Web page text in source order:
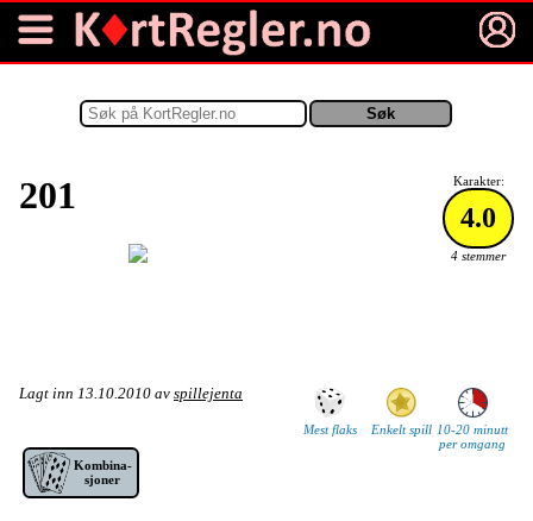
Deprecated: strlen(): Passing null to parameter #1 ($string) of type
string is deprecated in
Karakter:
4.0
4 stemmer
201
10-20 minutt
per omgang
Mest flaks Enkelt spill
Lagt inn 13.10.2010 av spillejenta
Kom­bina­
sjoner